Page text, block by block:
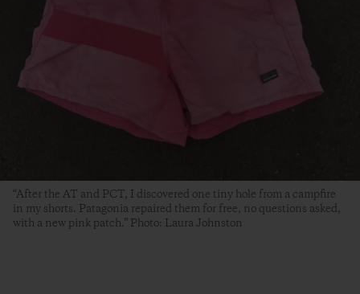
“After the AT and PCT, I discovered one tiny hole from a campfire
in my shorts. Patagonia repaired them for free, no questions asked,
with a new pink patch.” Photo: Laura Johnston